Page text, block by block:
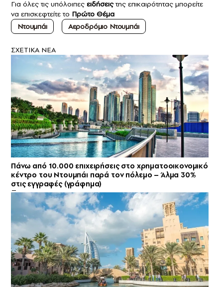
Για όλες τις υπόλοιπες ειδήσειςτης επικαιρότητας μπορείτε
να επισκεφτείτε το Πρώτο Θέμα
Ντουμπάι
Αεροδρόμιο Ντουμπάι
ΣXETIKA NEA
Πάνω από 10.000 επιχειρήσεις στο χρηματοοικονομικό
κέντρο του Ντουμπάι παρά τον πόλεμο – Άλμα 30%
στις εγγραφές (γράφημα)